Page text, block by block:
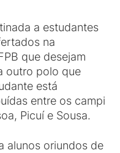
a estudantes
na
que desejam
outro polo que
está
entre os campi
Picuí e Sousa.
alunos oriundos de